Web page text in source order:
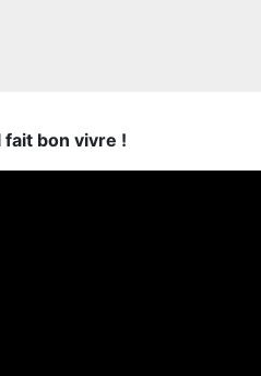
fait bon vivre !